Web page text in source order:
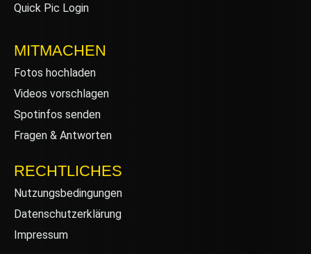
Quick Pic Login
MITMACHEN
Fotos hochladen
Videos vorschlagen
Spotinfos senden
Fragen & Antworten
RECHTLICHES
Nutzungsbedingungen
Datenschutzerklärung
Impressum